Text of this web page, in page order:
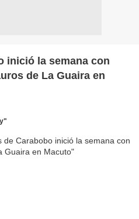
inició la semana con
de La Guaira en